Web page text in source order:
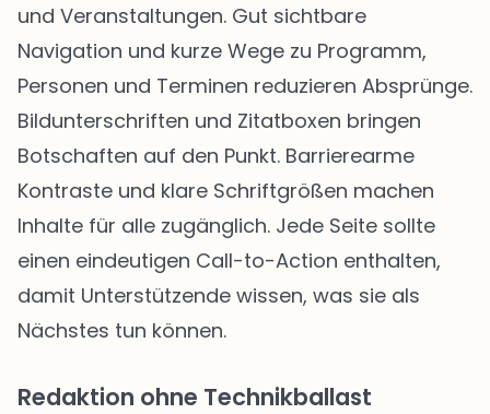
und Veranstaltungen. Gut sichtbare
Navigation und kurze Wege zu Programm,
Personen und Terminen reduzieren Absprünge.
Bildunterschriften und Zitatboxen bringen
Botschaften auf den Punkt. Barrierearme
Kontraste und klare Schriftgrößen machen
Inhalte für alle zugänglich. Jede Seite sollte
einen eindeutigen Call-to-Action enthalten,
damit Unterstützende wissen, was sie als
Nächstes tun können.
Redaktion ohne Technikballast